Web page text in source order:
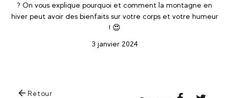
? On vous explique pourquoi et comment la montagne en
hiver peut avoir des bienfaits sur votre corps et votre humeur
! 😍
3 janvier 2024
Retour